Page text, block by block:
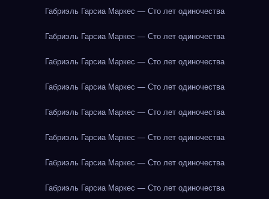
Габриэль Гарсиа Маркес — Сто лет одиночества
Габриэль Гарсиа Маркес — Сто лет одиночества
Габриэль Гарсиа Маркес — Сто лет одиночества
Габриэль Гарсиа Маркес — Сто лет одиночества
Габриэль Гарсиа Маркес — Сто лет одиночества
Габриэль Гарсиа Маркес — Сто лет одиночества
Габриэль Гарсиа Маркес — Сто лет одиночества
Габриэль Гарсиа Маркес — Сто лет одиночества